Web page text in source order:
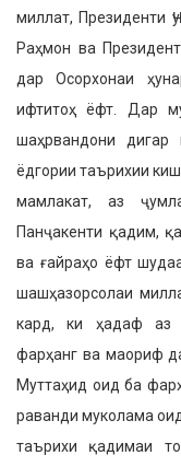
миллат, Пре­зиденти
Раҳмон ва
дар Осорхонаи
ифтитоҳ ёфт. Дар
шаҳрвандони
ёдгории таъри­хии
мамлакат, аз
Панҷакенти қадим,
ва ғайраҳо ёфт
шашҳазорсолаи
кард, ки ҳадаф аз
фарҳанг ва маориф
Муттаҳид оид ба
раванди муколама
таърихи қадимаи